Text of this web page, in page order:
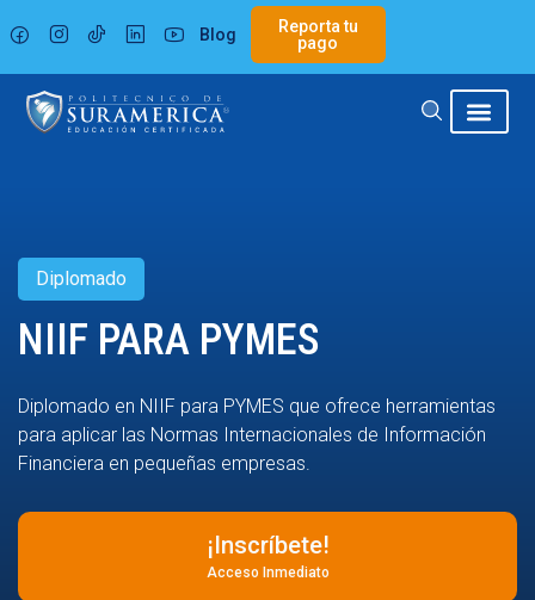
al
contenido
Blog
Reporta tu
pago
Diplomado
NIIF PARA PYMES
Diplomado en NIIF para PYMES que ofrece herramientas
para aplicar las Normas Internacionales de Información
Financiera en pequeñas empresas.
¡Inscríbete!
Acceso Inmediato